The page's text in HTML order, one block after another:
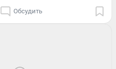
Обсудить